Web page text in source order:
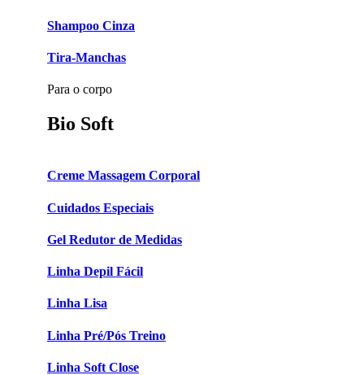
Shampoo Cinza
Tira-Manchas
Para o corpo
Bio Soft
Creme Massagem Corporal
Cuidados Especiais
Gel Redutor de Medidas
Linha Depil Fácil
Linha Lisa
Linha Pré/Pós Treino
Linha Soft Close